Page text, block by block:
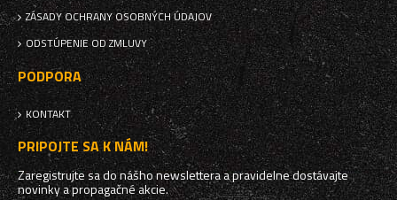
ZÁSADY OCHRANY OSOBNÝCH ÚDAJOV
ODSTÚPENIE OD ZMLUVY
PODPORA
KONTAKT
PRIPOJTE SA K NÁM!
Zaregistrujte sa do nášho newslettera a pravidelne dostávajte
novinky a propagačné akcie.